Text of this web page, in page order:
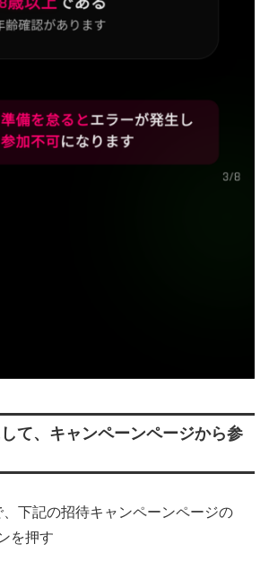
て、キャンペーンページから参
下記の招待キャンペーンページの
を押す